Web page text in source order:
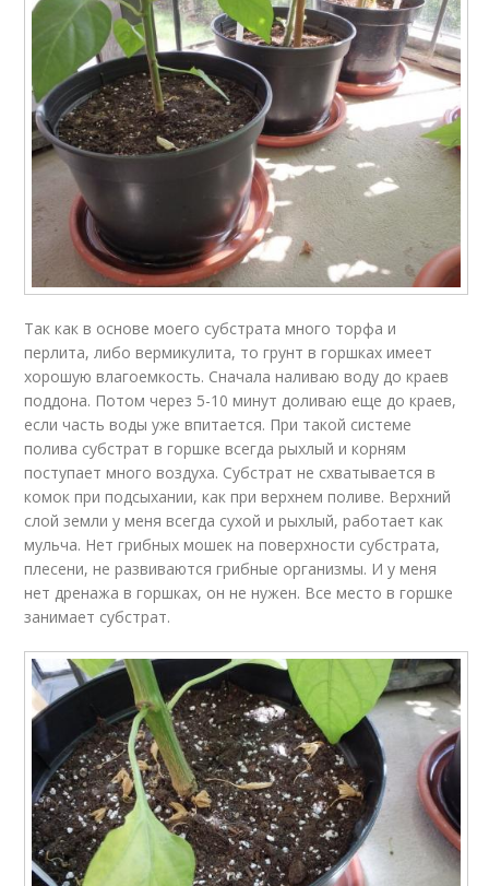
Так как в основе моего субстрата много торфа и
перлита, либо вермикулита, то грунт в горшках имеет
хорошую влагоемкость. Сначала наливаю воду до краев
поддона. Потом через 5-10 минут доливаю еще до краев,
если часть воды уже впитается. При такой системе
полива субстрат в горшке всегда рыхлый и корням
поступает много воздуха. Субстрат не схватывается в
комок при подсыхании, как при верхнем поливе. Верхний
слой земли у меня всегда сухой и рыхлый, работает как
мульча. Нет грибных мошек на поверхности субстрата,
плесени, не развиваются грибные организмы. И у меня
нет дренажа в горшках, он не нужен. Все место в горшке
занимает субстрат.